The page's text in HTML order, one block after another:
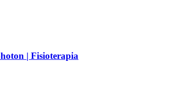
| Fisioterapia